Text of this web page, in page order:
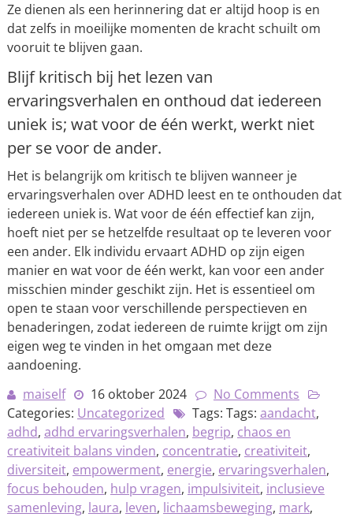
Ze dienen als een herinnering dat er altijd hoop is en
dat zelfs in moeilijke momenten de kracht schuilt om
vooruit te blijven gaan.
Blijf kritisch bij het lezen van
ervaringsverhalen en onthoud dat iedereen
uniek is; wat voor de één werkt, werkt niet
per se voor de ander.
Het is belangrijk om kritisch te blijven wanneer je
ervaringsverhalen over ADHD leest en te onthouden dat
iedereen uniek is. Wat voor de één effectief kan zijn,
hoeft niet per se hetzelfde resultaat op te leveren voor
een ander. Elk individu ervaart ADHD op zijn eigen
manier en wat voor de één werkt, kan voor een ander
misschien minder geschikt zijn. Het is essentieel om
open te staan voor verschillende perspectieven en
benaderingen, zodat iedereen de ruimte krijgt om zijn
eigen weg te vinden in het omgaan met deze
aandoening.
maiself
16 oktober 2024
No Comments
Categories: Uncategorized Tags: Tags: aandacht,
adhd, adhd ervaringsverhalen, begrip, chaos en
creativiteit balans vinden, concentratie, creativiteit,
diversiteit, empowerment, energie, ervaringsverhalen,
focus behouden, hulp vragen, impulsiviteit, inclusieve
samenleving, laura, leven, lichaamsbeweging, mark,